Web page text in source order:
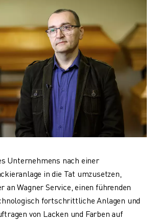
Unternehmens nach einer
in die Tat umzusetzen,
an Wagner Service, einen führenden
fortschrittliche Anlagen und
von Lacken und Farben auf